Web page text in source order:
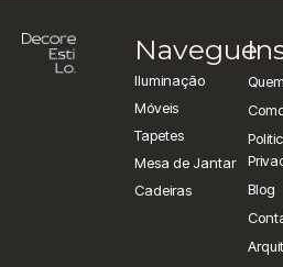
Navegue
Iluminação
Móveis
Tapetes
Mesa de Jantar
Cadeiras
Blog